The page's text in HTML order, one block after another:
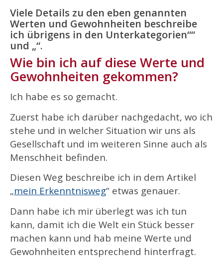
Viele Details zu den eben genannten
Werten und Gewohnheiten beschreibe
ich übrigens in den Unterkategorien““
und „“.
Wie bin ich auf diese Werte und
Gewohnheiten gekommen?
Ich habe es so gemacht.
Zuerst habe ich darüber nachgedacht, wo ich
stehe und in welcher Situation wir uns als
Gesellschaft und im weiteren Sinne auch als
Menschheit befinden.
Diesen Weg beschreibe ich in dem Artikel
„mein Erkenntnisweg“ etwas genauer.
Dann habe ich mir überlegt was ich tun
kann, damit ich die Welt ein Stück besser
machen kann und hab meine Werte und
Gewohnheiten entsprechend hinterfragt.